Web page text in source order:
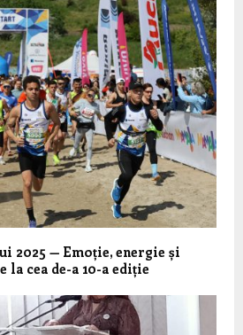
2025 — Emoție, energie și
cea de-a 10-a ediție